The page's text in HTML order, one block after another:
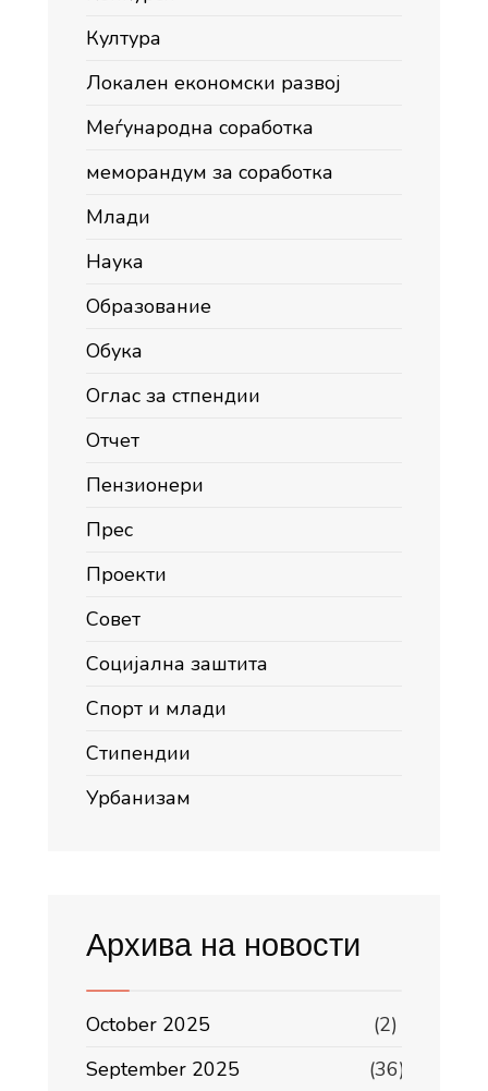
Култура
Локален економски развој
Меѓународна соработка
меморандум за соработка
Млади
Наука
Образование
Обука
Оглас за стпендии
Отчет
Пензионери
Прес
Проекти
Совет
Социјална заштита
Спорт и млади
Стипендии
Урбанизам
Архива на новости
October 2025
(2)
September 2025
(36)